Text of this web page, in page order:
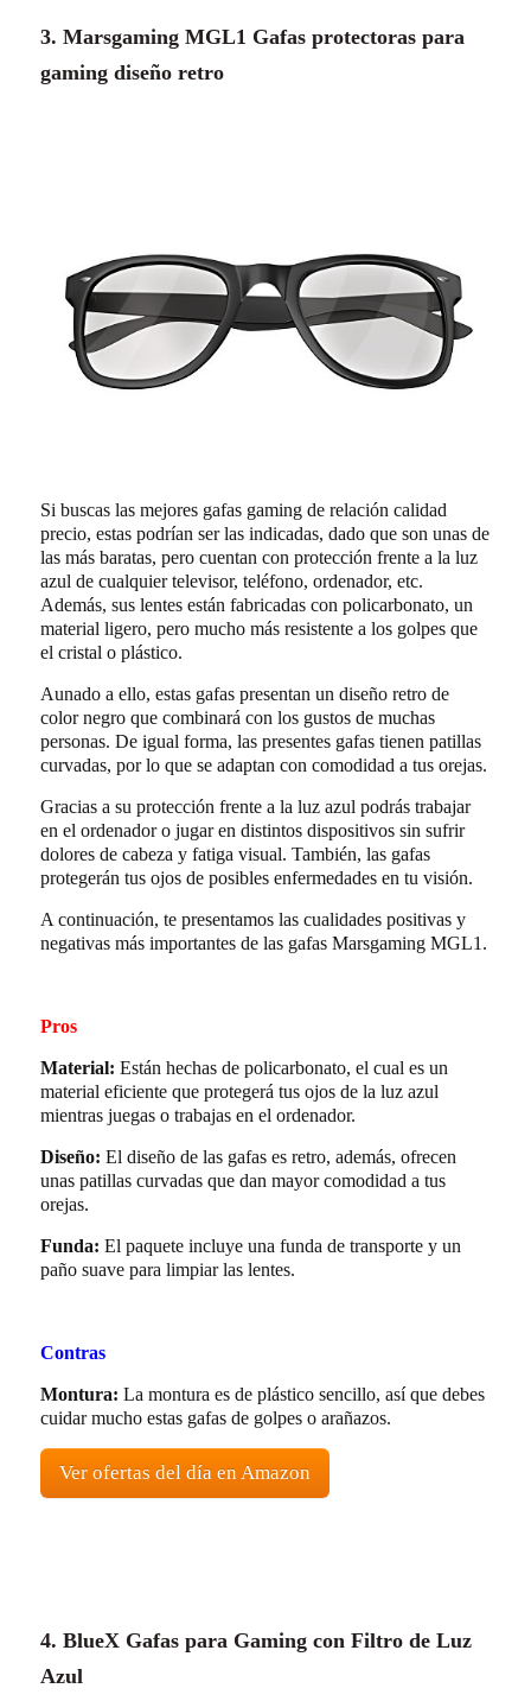
3. Marsgaming MGL1 Gafas protectoras para
gaming diseño retro
Si buscas las mejores gafas gaming de relación calidad
precio, estas podrían ser las indicadas, dado que son unas de
las más baratas, pero cuentan con protección frente a la luz
azul de cualquier televisor, teléfono, ordenador, etc.
Además, sus lentes están fabricadas con policarbonato, un
material ligero, pero mucho más resistente a los golpes que
el cristal o plástico.
Aunado a ello, estas gafas presentan un diseño retro de
color negro que combinará con los gustos de muchas
personas. De igual forma, las presentes gafas tienen patillas
curvadas, por lo que se adaptan con comodidad a tus orejas.
Gracias a su protección frente a la luz azul podrás trabajar
en el ordenador o jugar en distintos dispositivos sin sufrir
dolores de cabeza y fatiga visual. También, las gafas
protegerán tus ojos de posibles enfermedades en tu visión.
A continuación, te presentamos las cualidades positivas y
negativas más importantes de las gafas Marsgaming MGL1.
Pros
Material: Están hechas de policarbonato, el cual es un
material eficiente que protegerá tus ojos de la luz azul
mientras juegas o trabajas en el ordenador.
Diseño: El diseño de las gafas es retro, además, ofrecen
unas patillas curvadas que dan mayor comodidad a tus
orejas.
Funda: El paquete incluye una funda de transporte y un
paño suave para limpiar las lentes.
Contras
Montura: La montura es de plástico sencillo, así que debes
cuidar mucho estas gafas de golpes o arañazos.
Ver ofertas del día en Amazon
4. BlueX Gafas para Gaming con Filtro de Luz
Azul